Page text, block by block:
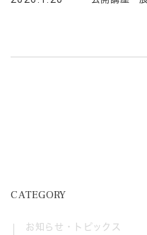
CATEGORY
お知らせ・トピックス